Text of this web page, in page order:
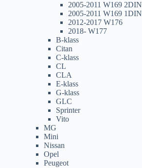
2005-2011 W169 2DIN
2005-2011 W169 1DIN
2012-2017 W176
2018- W177
B-klass
Citan
C-klass
CL
CLA
E-klass
G-klass
GLC
Sprinter
Vito
MG
Mini
Nissan
Opel
Peugeot